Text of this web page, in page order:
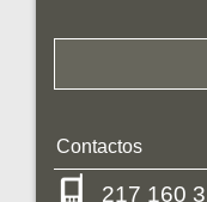
Contactos
217 160